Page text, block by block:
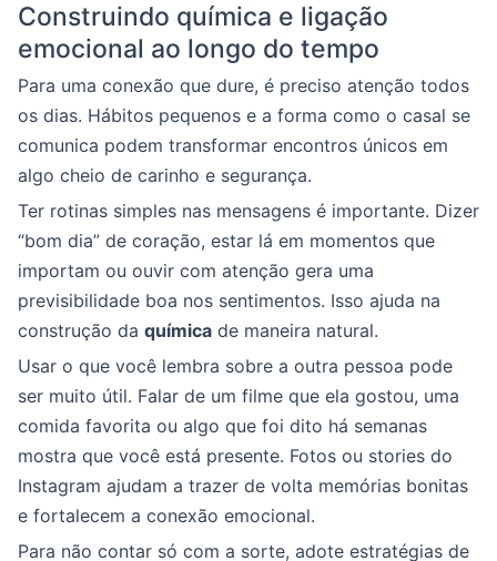
Construindo química e ligação
emocional ao longo do tempo
Para uma conexão que dure, é preciso atenção todos
os dias. Hábitos pequenos e a forma como o casal se
comunica podem transformar encontros únicos em
algo cheio de carinho e segurança.
Ter rotinas simples nas mensagens é importante. Dizer
“bom dia” de coração, estar lá em momentos que
importam ou ouvir com atenção gera uma
previsibilidade boa nos sentimentos. Isso ajuda na
construção da química de maneira natural.
Usar o que você lembra sobre a outra pessoa pode
ser muito útil. Falar de um filme que ela gostou, uma
comida favorita ou algo que foi dito há semanas
mostra que você está presente. Fotos ou stories do
Instagram ajudam a trazer de volta memórias bonitas
e fortalecem a conexão emocional.
Para não contar só com a sorte, adote estratégias de